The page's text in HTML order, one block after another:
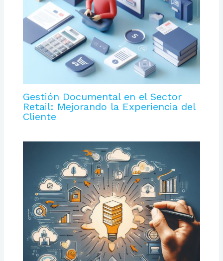
Gestión Documental en el Sector
Retail: Mejorando la Experiencia del
Cliente